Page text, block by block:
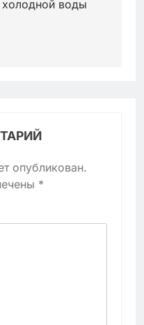
холодной воды
опубликован.
*